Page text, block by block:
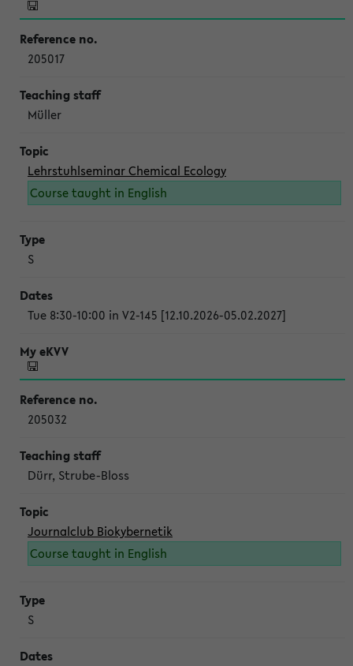
205017
Müller
Lehrstuhlseminar Chemical Ecology
Course taught in English
S
Tue 8:30-10:00 in V2-145 [12.10.2026-05.02.2027]
205032
Dürr, Strube-Bloss
Journalclub Biokybernetik
Course taught in English
S